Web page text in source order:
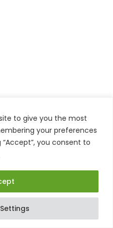
to give you the most
your preferences
you consent to